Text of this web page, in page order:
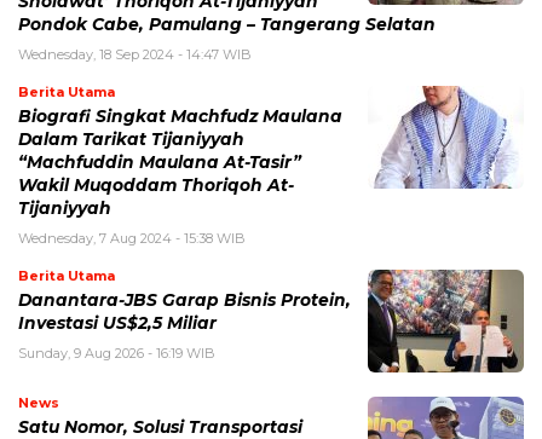
Pondok Cabe, Pamulang – Tangerang Selatan
Wednesday, 18 Sep 2024 - 14:47 WIB
Berita Utama
Biografi Singkat Machfudz Maulana
Dalam Tarikat Tijaniyyah
“Machfuddin Maulana At-Tasir”
Wakil Muqoddam Thoriqoh At-
Tijaniyyah
Wednesday, 7 Aug 2024 - 15:38 WIB
Berita Utama
Danantara-JBS Garap Bisnis Protein,
Investasi US$2,5 Miliar
Sunday, 9 Aug 2026 - 16:19 WIB
News
Satu Nomor, Solusi Transportasi